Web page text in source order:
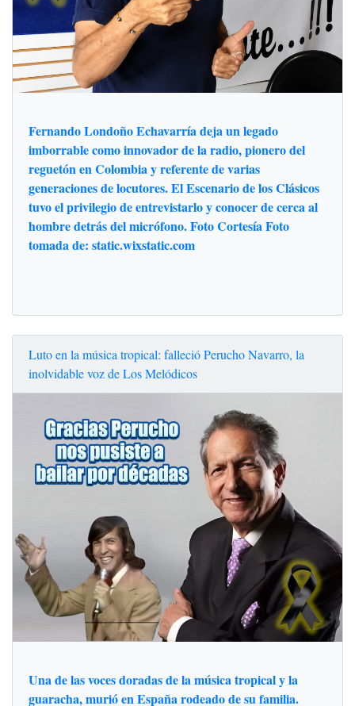
Fernando Londoño Echavarría deja un legado
imborrable como innovador de la radio, pionero del
reguetón en Colombia y referente de varias
generaciones de locutores. El Escenario de los Clásicos
tuvo el privilegio de entrevistarlo y conocer de cerca al
hombre detrás del micrófono. Foto Cortesía Foto
tomada de: static.wixstatic.com
Luto en la música tropical: falleció Perucho Navarro, la
inolvidable voz de Los Melódicos
Una de las voces doradas de la música tropical y la
guaracha, murió en España rodeado de su familia.